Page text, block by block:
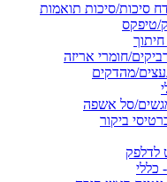
סיכות/סיכות תואמות
טיפקס
חיתוך
חומרי אריזה
מהדקים
סל אשפה
ביקור
לדלפק
כללי